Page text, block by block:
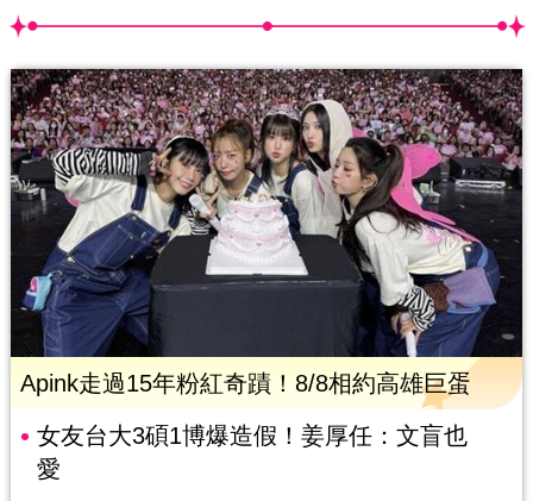
Apink走過15年粉紅奇蹟！8/8相約高雄巨蛋
女友台大3碩1博爆造假！姜厚任：文盲也
愛